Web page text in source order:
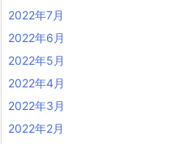
2022年7月
2022年6月
2022年5月
2022年4月
2022年3月
2022年2月